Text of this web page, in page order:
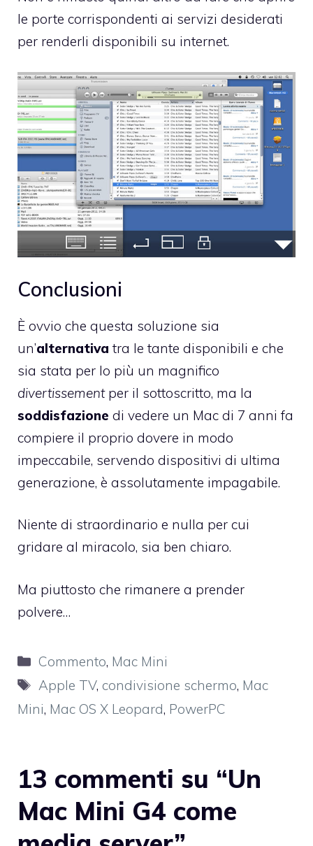
le porte corrispondenti ai servizi desiderati
per renderli disponibili su internet.
Conclusioni
È ovvio che questa soluzione sia
un’alternativa tra le tante disponibili e che
sia stata per lo più un magnifico
divertissementper il sottoscritto, ma la
soddisfazione di vedere un Mac di 7 anni fa
compiere il proprio dovere in modo
impeccabile, servendo dispositivi di ultima
generazione, è assolutamente impagabile.
Niente di straordinario e nulla per cui
gridare al miracolo, sia ben chiaro.
Ma piuttosto che rimanere a prender
polvere…
Categorie
Commento, Mac Mini
Tag
Apple TV, condivisione schermo, Mac
Mini, Mac OS X Leopard, PowerPC
13 commenti su “Un
Mac Mini G4 come